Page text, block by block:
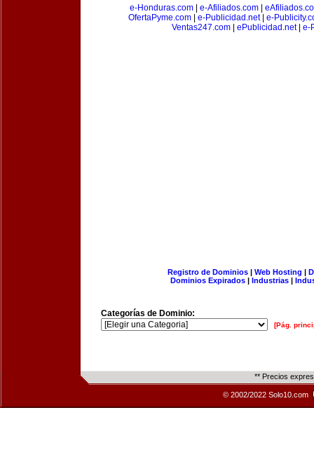
e-Honduras.com| e-Afiliados.com|
OfertaPyme.com| e-Publicidad.net| e-
Ventas247.com
ePublicidad.net| e-
Registro de Dominios| Web Hosting |
Dominios Expirados | Industrias |
Categorías de Dominio:
[Pág.
** Precios
© 2002/2022 Solo10.com